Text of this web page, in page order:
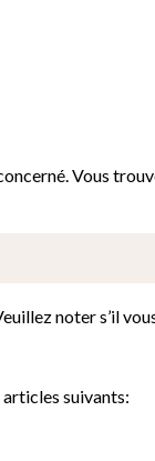
Vous
noter s’il
articles suivants: